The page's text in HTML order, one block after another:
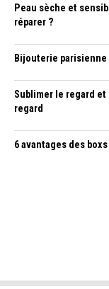
Peau sèche et
réparer ?
Bijouterie parisienne
Sublimer le regard
regard
6 avantages des